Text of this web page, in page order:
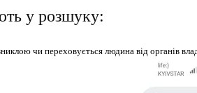
у розшуку:
чи переховується людина від органів